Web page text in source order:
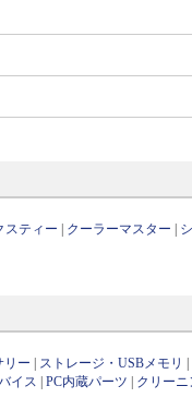
スティー | クーラーマスター |
リー | ストレージ・USBメモリ |
イス |PC内蔵パーツ | クリーニ